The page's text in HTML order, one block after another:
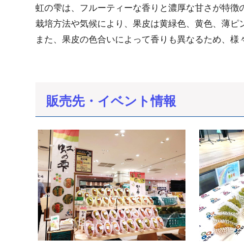
虹の雫は、フルーティーな香りと濃厚な甘さが特徴
栽培方法や気候により、果皮は黄緑色、黄色、薄ピ
また、果皮の色合いによって香りも異なるため、様
販売先・イベント情報